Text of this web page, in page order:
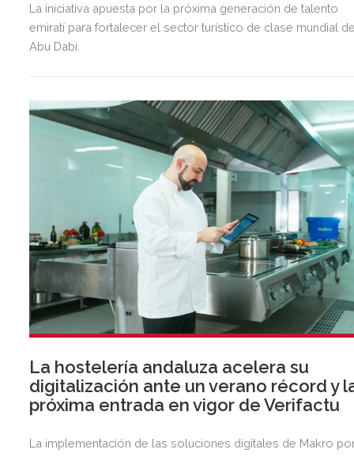
La iniciativa apuesta por la próxima generación de talento
emiratí para fortalecer el sector turístico de clase mundial
Abu Dabi.
La hostelería andaluza acelera su
digitalización ante un verano récord y
próxima entrada en vigor de Verifactu
La implementación de las soluciones digitales de Makro